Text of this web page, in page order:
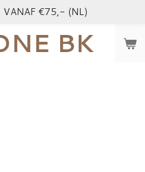
BK
VANAF €75,- (NL)